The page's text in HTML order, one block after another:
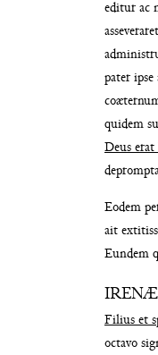
editur ac
pater
quidem
Deus erat
Eodem
ait
Eundem
Filius et
octavo